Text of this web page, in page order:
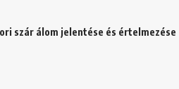
szár álom jelentése és értelmezése